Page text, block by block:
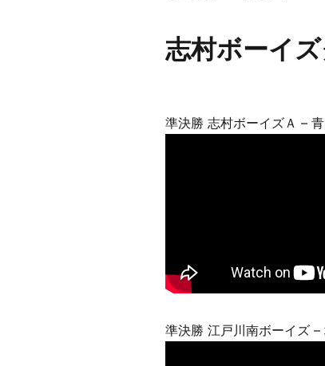
志村ボーイ
準決勝 志村ボーイズＡ –
準決勝 江戸川南ボーイズ –